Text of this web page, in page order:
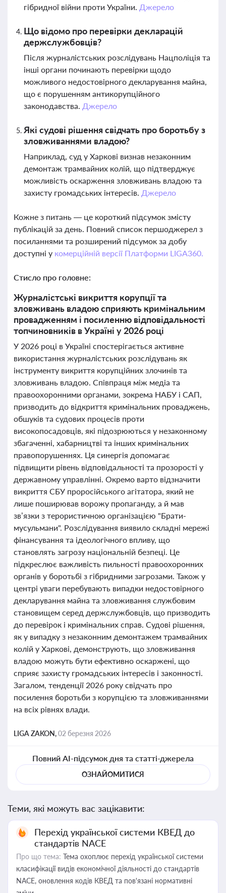
гібридної війни проти України. Джерело
Що відомо про перевірки декларацій
держслужбовців?
Після журналістських розслідувань Нацполіція та
інші органи починають перевірки щодо
можливого недостовірного декларування майна,
що є порушенням антикорупційного
законодавства. Джерело
Які судові рішення свідчать про боротьбу з
зловживаннями владою?
Наприклад, суд у Харкові визнав незаконним
демонтаж трамвайних колій, що підтверджує
можливість оскарження зловживань владою та
захисту громадських інтересів. Джерело
Кожне з питань — це короткий підсумок змісту
публікацій за день. Повний список першоджерел з
посиланнями та розширений підсумок за добу
доступні у комерційній версії Платформи LIGA360.
Стисло про головне:
Журналістські викриття корупції та
зловживань владою сприяють кримінальним
провадженням і посиленню відповідальності
топчиновників в Україні у 2026 році
У 2026 році в Україні спостерігається активне
використання журналістських розслідувань як
інструменту викриття корупційних злочинів та
зловживань владою. Співпраця між медіа та
правоохоронними органами, зокрема НАБУ і САП,
призводить до відкриття кримінальних проваджень,
обшуків та судових процесів проти
високопосадовців, які підозрюються у незаконному
збагаченні, хабарництві та інших кримінальних
правопорушеннях. Ця синергія допомагає
підвищити рівень відповідальності та прозорості у
державному управлінні. Окремо варто відзначити
викриття СБУ проросійського агітатора, який не
лише поширював ворожу пропаганду, а й мав
зв’язки з терористичною організацією "Брати-
мусульмани". Розслідування виявило складні мережі
фінансування та ідеологічного впливу, що
становлять загрозу національній безпеці. Це
підкреслює важливість пильності правоохоронних
органів у боротьбі з гібридними загрозами. Також у
центрі уваги перебувають випадки недостовірного
декларування майна та зловживання службовим
становищем серед держслужбовців, що призводить
до перевірок і кримінальних справ. Судові рішення,
як у випадку з незаконним демонтажем трамвайних
колій у Харкові, демонструють, що зловживання
владою можуть бути ефективно оскаржені, що
сприяє захисту громадських інтересів і законності.
Загалом, тенденції 2026 року свідчать про
посилення боротьби з корупцією та зловживаннями
на всіх рівнях влади.
LIGA ZAKON,02 березня 2026
Повний AI-підсумок дня та статті-джерела
ОЗНАЙОМИТИСЯ
Теми, які можуть вас зацікавити:
Перехід української системи КВЕД до
стандартів NACE
Про що тема: Тема охоплює перехід української системи
класифікації видів економічної діяльності до стандартів
NACE, оновлення кодів КВЕД та пов'язані нормативні